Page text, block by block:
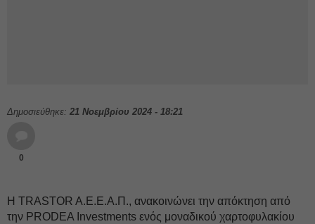
Δημοσιεύθηκε: 21 Νοεμβρίου 2024 - 18:21
0
H TRASTOR A.E.E.A.Π., ανακοινώνει την απόκτηση από
την PRODEA Investments ενός μοναδικού χαρτοφυλακίου